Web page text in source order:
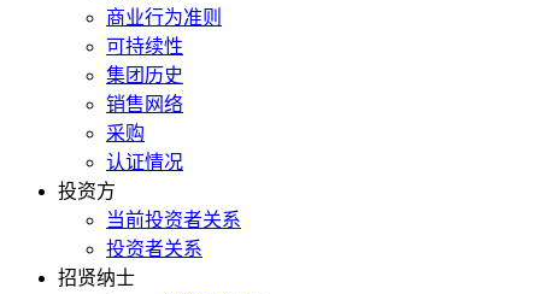
商业行为准则
可持续性
集团历史
销售网络
采购
认证情况
投资方
当前投资者关系
投资者关系
招贤纳士